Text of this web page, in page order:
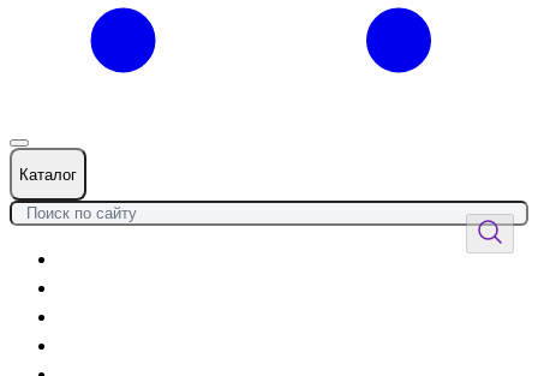
Каталог